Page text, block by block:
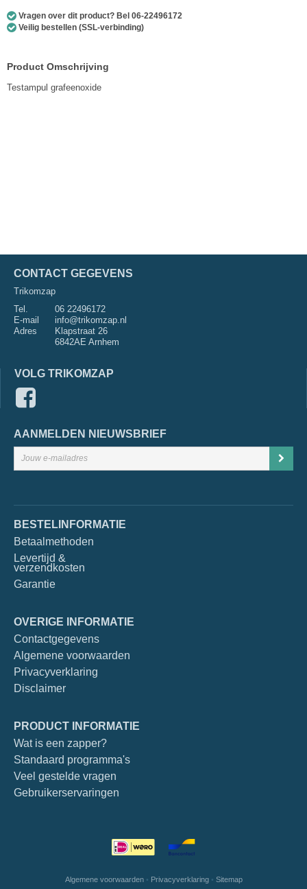
Vragen over dit product? Bel 06-22496172
Veilig bestellen (SSL-verbinding)
Product Omschrijving
Testampul grafeenoxide
CONTACT GEGEVENS
Trikomzap
Tel.
06 22496172
E-mail
info@trikomzap.nl
Adres
Klapstraat 26
6842AE Arnhem
VOLG TRIKOMZAP
AANMELDEN NIEUWSBRIEF
BESTELINFORMATIE
Betaalmethoden
Levertijd &
verzendkosten
Garantie
OVERIGE INFORMATIE
Contactgegevens
Algemene voorwaarden
Privacyverklaring
Disclaimer
PRODUCT INFORMATIE
Wat is een zapper?
Standaard programma's
Veel gestelde vragen
Gebruikerservaringen
Algemene voorwaarden• Privacyverklaring• Sitemap